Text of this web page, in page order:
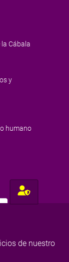
la Cábala
y
humano
amorosa
de nuestro